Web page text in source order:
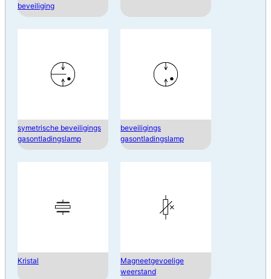
beveiliging
symetrische beveiligings
gasontladingslamp
beveiligings
gasontladingslamp
Kristal
Magneetgevoelige
weerstand